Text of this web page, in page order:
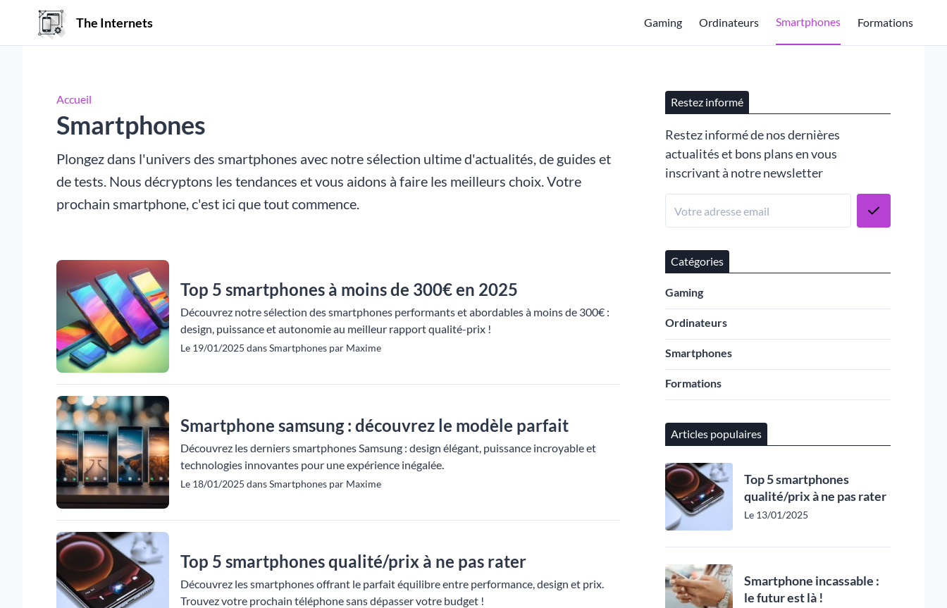
The Internets Gaming Ordinateurs Smartphones Formations
Accueil
Smartphones
Plongez dans l'univers des smartphones avec notre sélection ultime d'actualités, de guides et
de tests. Nous décryptons les tendances et vous aidons à faire les meilleurs choix. Votre
prochain smartphone, c'est ici que tout commence.
Top 5 smartphones à moins de 300€ en 2025
Découvrez notre sélection des smartphones performants et abordables à moins de 300€ :
design, puissance et autonomie au meilleur rapport qualité-prix !
Le 19/01/2025 dans Smartphones par Maxime
Smartphone samsung : découvrez le modèle parfait
Découvrez les derniers smartphones Samsung : design élégant, puissance incroyable et
technologies innovantes pour une expérience inégalée.
Le 18/01/2025 dans Smartphones par Maxime
Top 5 smartphones qualité/prix à ne pas rater
Découvrez les smartphones offrant le parfait équilibre entre performance, design et prix.
Trouvez votre prochain téléphone sans dépasser votre budget !
Restez informé
Restez informé de nos dernières
actualités et bons plans en vous
inscrivant à notre newsletter
Catégories
Gaming
Ordinateurs
Smartphones
Formations
Articles populaires
Top 5 smartphones
qualité/prix à ne pas rater
Le 13/01/2025
Smartphone incassable :
le futur est là !